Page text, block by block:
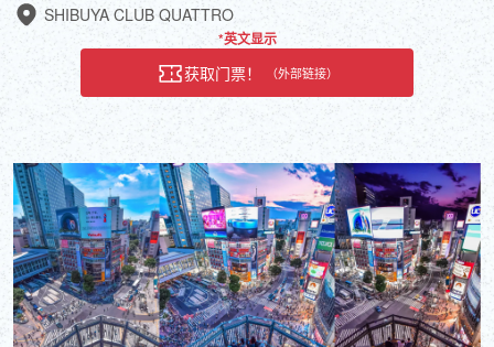
SHIBUYA CLUB QUATTRO
*英文显示
获取门票！ （外部链接）